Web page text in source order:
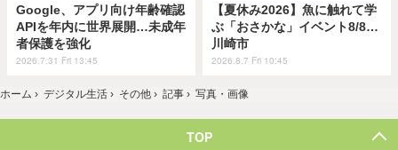
Google、アプリ向け年齢確認
APIを年内に世界展開…未成年
者保護を強化
2026.7.31 Fri 13:45
【夏休み2026】魚に触れて学
ぶ「おさかな」イベント8/8…
川崎市
2026.8.7 Fri 10:45
ホーム › デジタル生活 › その他 › 記事 › 写真・画像
TOP